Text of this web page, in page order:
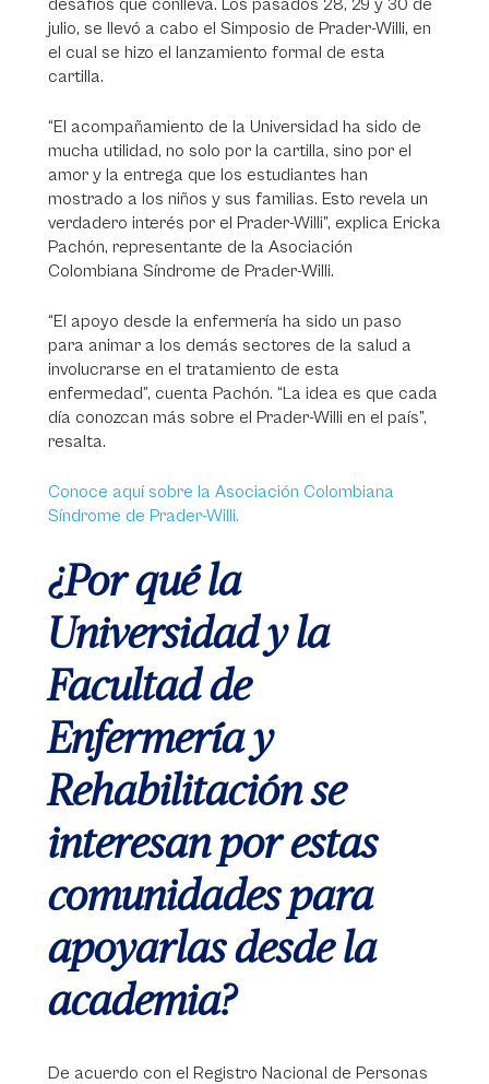
desafíos que conlleva. Los pasados 28, 29 y 30 de
julio, se llevó a cabo el Simposio de Prader-Willi, en
el cual se hizo el lanzamiento formal de esta
cartilla.
“El acompañamiento de la Universidad ha sido de
mucha utilidad, no solo por la cartilla, sino por el
amor y la entrega que los estudiantes han
mostrado a los niños y sus familias. Esto revela un
verdadero interés por el Prader-Willi”, explica Ericka
Pachón, representante de la Asociación
Colombiana Síndrome de Prader-Willi.
“El apoyo desde la enfermería ha sido un paso
para animar a los demás sectores de la salud a
involucrarse en el tratamiento de esta
enfermedad”, cuenta Pachón. “La idea es que cada
día conozcan más sobre el Prader-Willi en el país”,
resalta.
Conoce aquí sobre la Asociación Colombiana
Síndrome de Prader-Willi.
¿Por qué la
Universidad y la
Facultad de
Enfermería y
Rehabilitación se
interesan por estas
comunidades para
apoyarlas desde la
academia?
De acuerdo con el Registro Nacional de Personas